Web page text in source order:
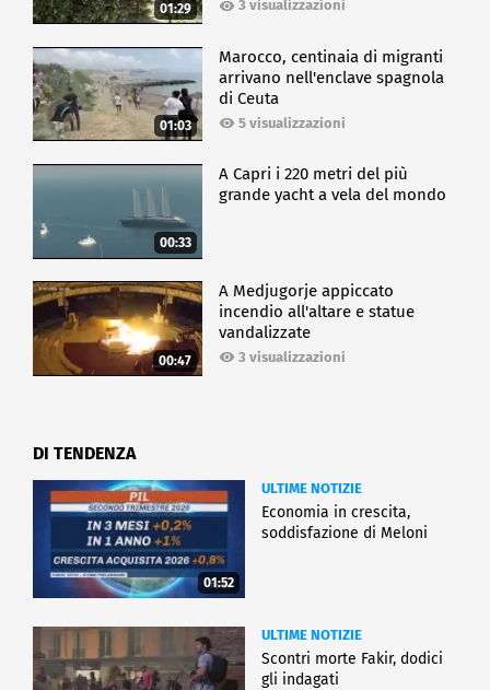
01:29 3 visualizzazioni
01:03
Marocco, centinaia di migranti
arrivano nell'enclave spagnola
di Ceuta
5 visualizzazioni
00:33
A Capri i 220 metri del più
grande yacht a vela del mondo
00:47
A Medjugorje appiccato
incendio all'altare e statue
vandalizzate
3 visualizzazioni
DI TENDENZA
01:52
ULTIME NOTIZIE
Economia in crescita,
soddisfazione di Meloni
ULTIME NOTIZIE
Scontri morte Fakir, dodici
gli indagati